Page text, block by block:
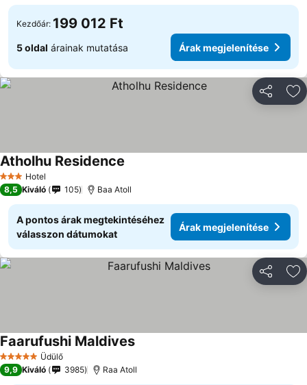
Kezdőár: 199 012 Ft
5 oldal árainak mutatása Árak megjelenítése
3 Kategória
Hotel
Atholhu Residence
8,5 Kiváló 105 Baa Atoll
A pontos árak megtekintéséhez
válasszon dátumokat
Árak megjelenítése
5 KategóriaÜdülő
Faarufushi MaldivesÁrak megjelenítése
9,9 Kiváló 3985 Raa Atoll